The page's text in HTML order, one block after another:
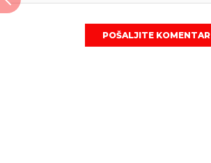
POŠALJITE KOMENTAR